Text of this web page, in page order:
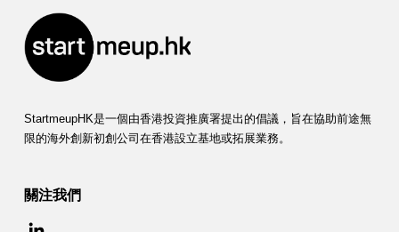
StartmeupHK是一個由香港投資推廣署提出的倡議，旨在協助前途無
限的海外創新初創公司在香港設立基地或拓展業務。
關注我們